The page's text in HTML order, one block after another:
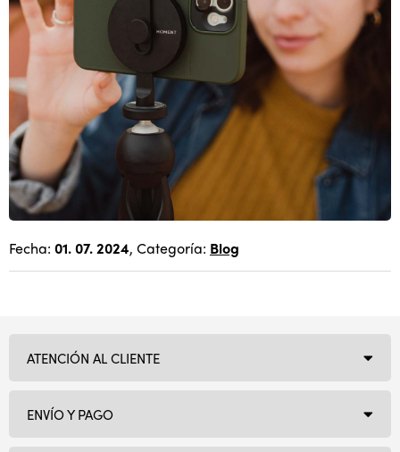
Fecha: 01. 07. 2024, Categoría: Blog
ATENCIÓN AL CLIENTE
ENVÍO Y PAGO